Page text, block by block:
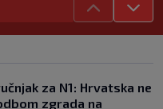
iz Bundeslige!
više ne postoji’
za N1: Hrvatska ne
zgrada na